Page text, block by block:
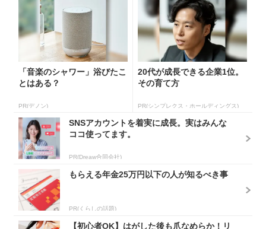
「音楽のシャワー」浴びたこ
とはある？
PR(デノン)
20代が成長できる企業1位。
その育て方
PR(シンプレクス・ホールディングス)
SNSアカウントを着実に成長。実はみんな
ココ使ってます。
PR(Dreaw合同会社)
もらえる年金25万円以下の人が知るべき事
PR(くらしの話題)
【初心者OK】はがした後も爪なめらか！リ